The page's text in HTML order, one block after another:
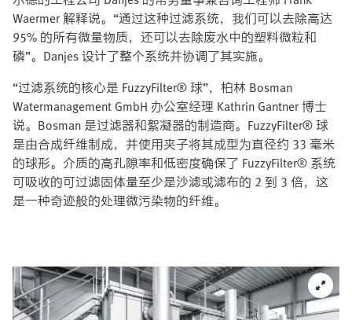
Waermer 解释说。“通过这种过滤系统，我们可以去除高达
95% 的所有微量物质，还可以去除废水中的塑料微粒和
磷”。Danjes 设计了整个系统并协调了其实施。
“过滤系统的核心是 FuzzyFilter® 球”，柏林 Bosman
Watermanagement GmbH 办公室经理 Kathrin Gantner 博士
说。Bosman 是过滤器和絮凝器的制造商。FuzzyFilter® 球
是由合成纤维制成，并使用夹子将其成型为直径约 33 毫米
的球形。介质的高孔隙率和低密度确保了 FuzzyFilter® 系统
可吸收的可过滤固体量至少是沙滤或滤布的 2 到 3 倍，这
是一种奇迹般的处理微污染物的纤维。